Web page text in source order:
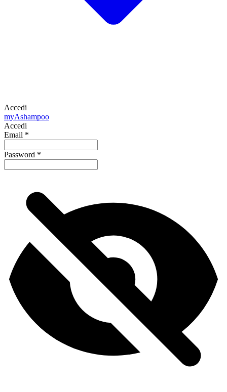
Accedi
myAshampoo
Accedi
Email *
Password *